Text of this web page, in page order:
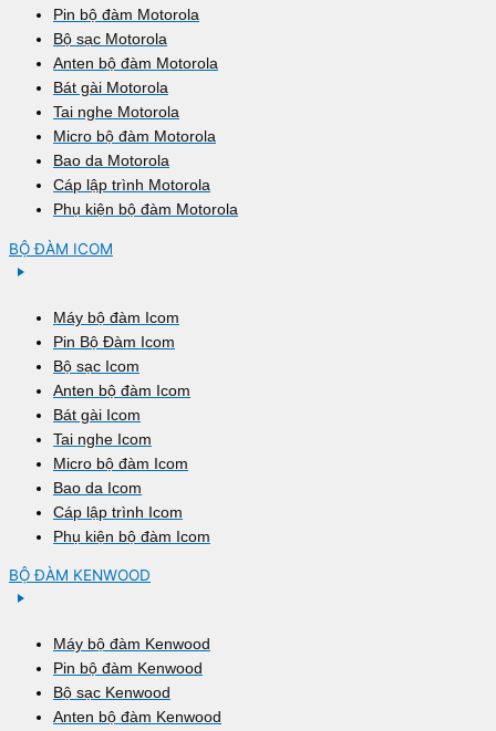
Pin bộ đàm Motorola
Bộ sạc Motorola
Anten bộ đàm Motorola
Bát gài Motorola
Tai nghe Motorola
Micro bộ đàm Motorola
Bao da Motorola
Cáp lập trình Motorola
Phụ kiện bộ đàm Motorola
BỘ ĐÀM ICOM
Máy bộ đàm Icom
Pin Bộ Đàm Icom
Bộ sạc Icom
Anten bộ đàm Icom
Bát gài Icom
Tai nghe Icom
Micro bộ đàm Icom
Bao da Icom
Cáp lập trình Icom
Phụ kiện bộ đàm Icom
BỘ ĐÀM KENWOOD
Máy bộ đàm Kenwood
Pin bộ đàm Kenwood
Bộ sạc Kenwood
Anten bộ đàm Kenwood